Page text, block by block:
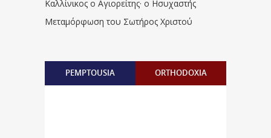
Καλλίνικος ο Αγιορείτης · ο Ησυχαστής
Μεταμόρφωση του Σωτήρος Χριστού
PEMPTOUSIA ORTHODOXIA